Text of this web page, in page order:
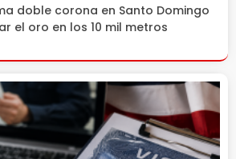
doble corona en Santo Domingo
el oro en los 10 mil metros